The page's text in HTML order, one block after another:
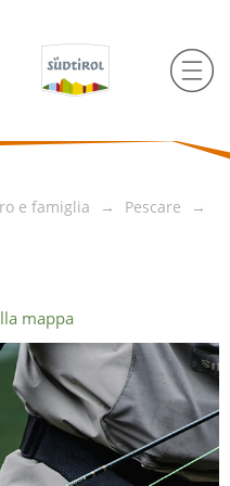
e famiglia
Pescare
mappa